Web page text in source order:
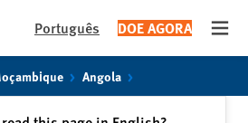
Português DOE AGORA
Angola